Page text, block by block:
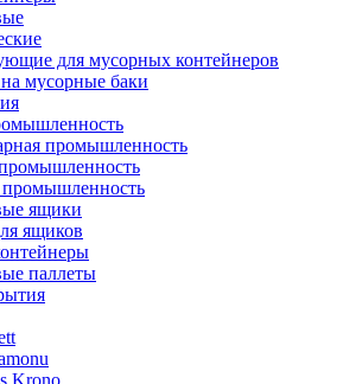
для мусорных контейнеров
мусорные баки
промышленность
ящики
ящиков
паллеты
Krono